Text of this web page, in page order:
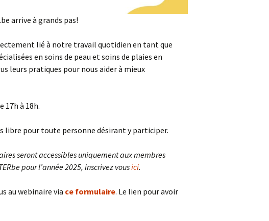
arrive à grands pas!
lié à notre travail quotidien en tant que
en soins de peau et soins de plaies en
leurs pratiques pour nous aider à mieux
17h à 18h.
libre pour toute personne désirant y participer.
seront accessibles uniquement aux membres
pour l’année 2025, inscrivez vousici.
au webinaire via ce formulaire. Le lien pour avoir